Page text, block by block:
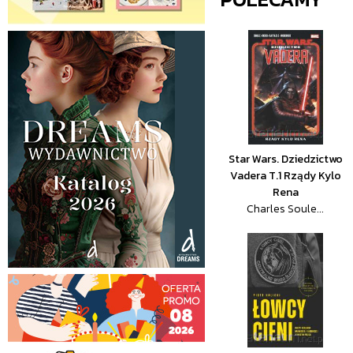
Star Wars. Dziedzictwo
Vadera T.1 Rządy Kylo
Rena
Charles Soule...